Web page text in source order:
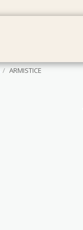
ARMISTICE